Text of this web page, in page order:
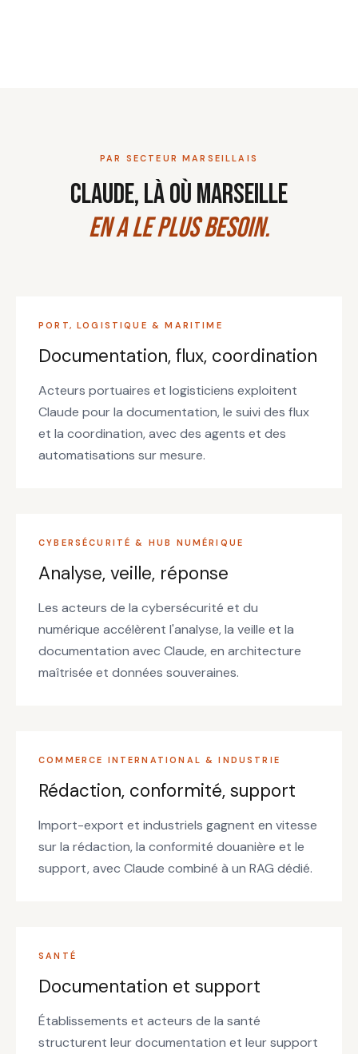
PAR SECTEUR MARSEILLAIS
Claude, là où Marseille
en a le plus besoin.
PORT, LOGISTIQUE & MARITIME
Documentation, flux, coordination
Acteurs portuaires et logisticiens exploitent
Claude pour la documentation, le suivi des flux
et la coordination, avec des agents et des
automatisations sur mesure.
CYBERSÉCURITÉ & HUB NUMÉRIQUE
Analyse, veille, réponse
Les acteurs de la cybersécurité et du
numérique accélèrent l'analyse, la veille et la
documentation avec Claude, en architecture
maîtrisée et données souveraines.
COMMERCE INTERNATIONAL & INDUSTRIE
Rédaction, conformité, support
Import-export et industriels gagnent en vitesse
sur la rédaction, la conformité douanière et le
support, avec Claude combiné à un RAG dédié.
SANTÉ
Documentation et support
Établissements et acteurs de la santé
structurent leur documentation et leur support